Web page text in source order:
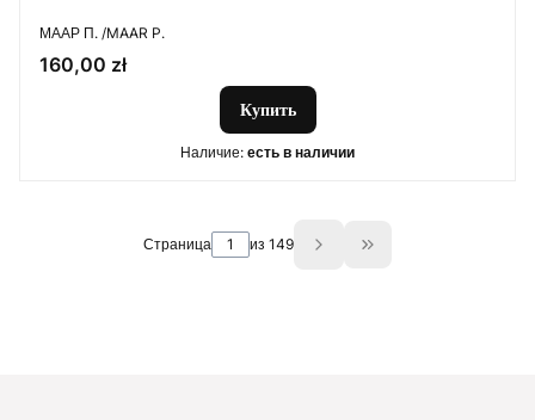
ПРОИЗВОДИТЕЛЬ
МААР П. /MAAR P.
Цена
160,00 zł
Купить
Наличие: есть в наличии
Страница из 149 Go to the last page